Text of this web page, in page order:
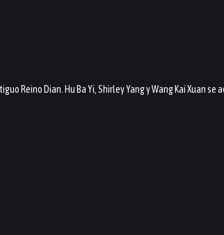
Reino Dian. Hu Ba Yi, Shirley Yang y Wang Kai Xuan